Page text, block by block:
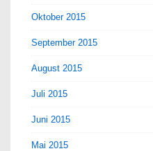
Oktober 2015
September 2015
August 2015
Juli 2015
Juni 2015
Mai 2015